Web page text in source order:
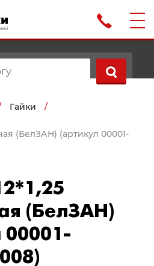
Гайки /
(БелЗАН) (артикул 00001-
(БелЗАН)
00001-